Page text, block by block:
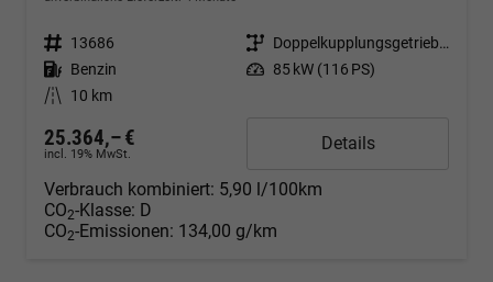
Fahrzeugnr. 13686 Getriebe
Doppelkupplungsgetriebe (DSG)
Kraftstoff Benzin Leistung 85 kW (116 PS)
Kilometerstand
10 km
25.364,– €
incl. 19% MwSt.
Details
Verbrauch kombiniert: 5,90 l/100km
CO2-Klasse: D
CO2-Emissionen: 134,00 g/km